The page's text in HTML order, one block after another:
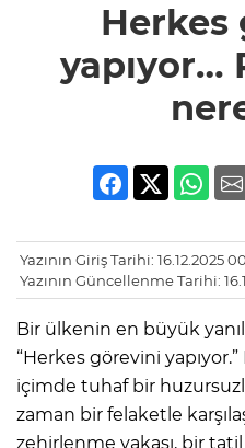
Herkes
yapıyor…
Yazının Giriş Tarihi: 16.12.2025
Yazının Güncellenme Tarihi:
Bir ülkenin en büyük
“Herkes görevini
içimde tuhaf bir
zaman bir felaketle
zehirlenme vakası, bir